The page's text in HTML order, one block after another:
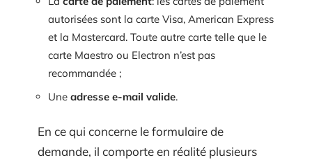
autorisées sont la carte Visa, American Express
et la Mastercard. Toute autre carte telle que le
carte Maestro ou Electron n’est pas
recommandée ;
Une adresse e-mail valide.
En ce qui concerne le formulaire de
demande, il comporte en réalité plusieurs